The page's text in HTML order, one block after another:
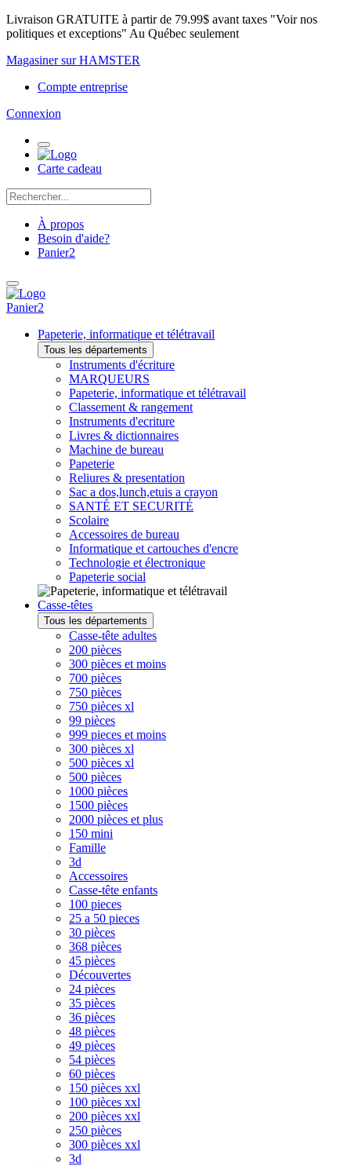
Livraison GRATUITE à partir de 79.99$ avant taxes "Voir nos
politiques et exceptions" Au Québec seulement
Magasiner sur HAMSTER
Compte entreprise
Connexion
Carte cadeau
À propos
Besoin d'aide?
Panier2
Panier2
Papeterie, informatique et télétravail
Tous les départements
Instruments d'écriture
MARQUEURS
Papeterie, informatique et télétravail
Classement & rangement
Instruments d'ecriture
Livres & dictionnaires
Machine de bureau
Papeterie
Reliures & presentation
Sac a dos,lunch,etuis a crayon
SANTÉ ET SECURITÉ
Scolaire
Accessoires de bureau
Informatique et cartouches d'encre
Technologie et électronique
Papeterie social
Casse-têtes
Tous les départements
Casse-tête adultes
200 pièces
300 pièces et moins
700 pièces
750 pièces
750 pièces xl
99 pièces
999 pieces et moins
300 pièces xl
500 pièces xl
500 pièces
1000 pièces
1500 pièces
2000 pièces et plus
150 mini
Famille
3d
Accessoires
Casse-tête enfants
100 pieces
25 a 50 pieces
30 pièces
368 pièces
45 pièces
Découvertes
24 pièces
35 pièces
36 pièces
48 pièces
49 pièces
54 pièces
60 pièces
150 pièces xxl
100 pièces xxl
200 pièces xxl
250 pièces
300 pièces xxl
3d